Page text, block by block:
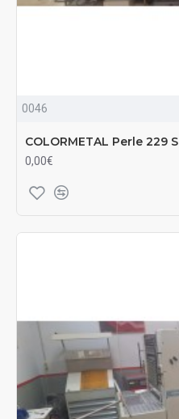
0046
COLORMETAL Perle 229 S
0,00€